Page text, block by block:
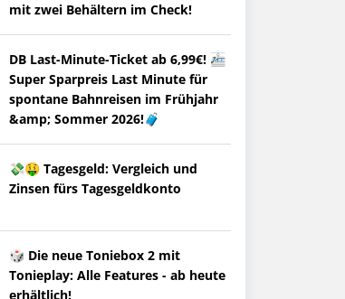
mit zwei Behältern im Check!
DB Last-Minute-Ticket ab 6,99€! 🚈
Super Sparpreis Last Minute für
spontane Bahnreisen im Frühjahr
&amp; Sommer 2026!🧳
💸🤑 Tagesgeld: Vergleich und
Zinsen fürs Tagesgeldkonto
🎲 Die neue Toniebox 2 mit
Tonieplay: Alle Features - ab heute
erhältlich!